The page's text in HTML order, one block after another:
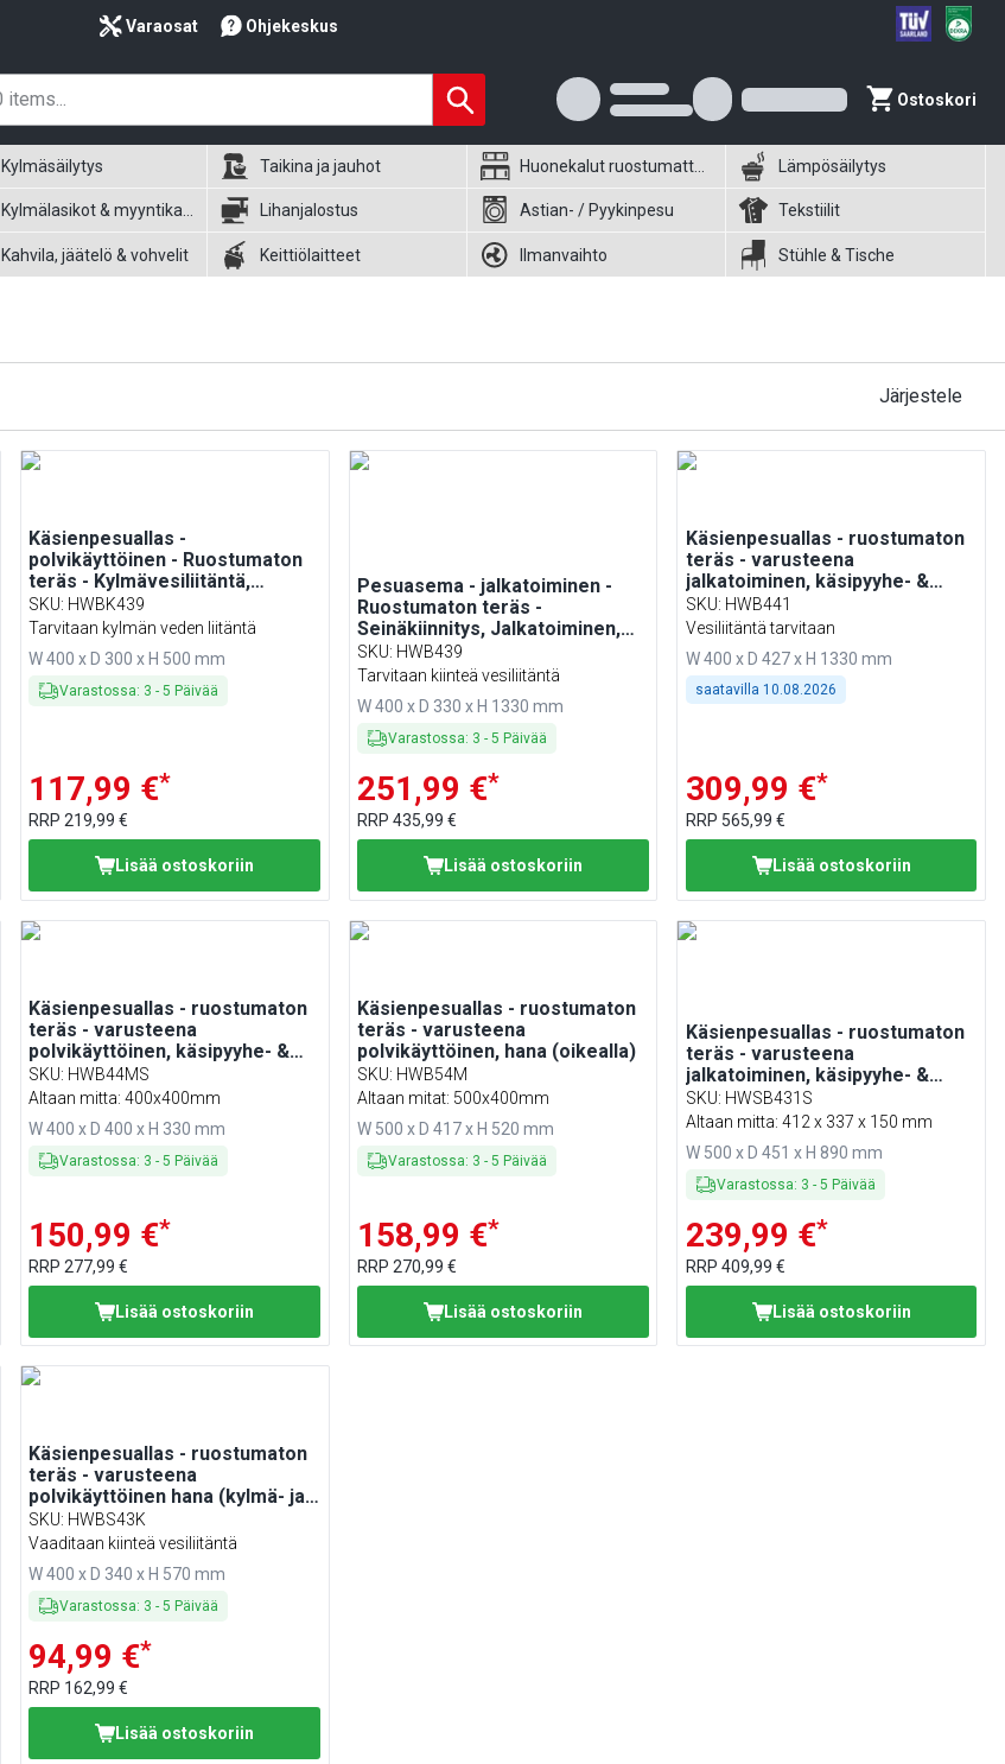
Varaosat Ohjekeskus
Ostoskori
Kylmäsäilytys Taikina ja jauhot Huonekalut ruostumattomasta teräksestä Lämpösäilytys
Lihanjalostus Astian- / Pyykinpesu Tekstiilit
Kahvila, jäätelö & vohvelit Keittiölaitteet Ilmanvaihto Stühle & Tische
Järjestele
Käsienpesuallas -
polvikäyttöinen - Ruostumaton
teräs - Kylmävesiliitäntä,
Vesihana oikealla,
Seifinannostelija
SKU: HWBK439
Tarvitaan kylmän veden liitäntä
W 400 x D 300 x H 500 mm
Varastossa: 3 -5 Päivää
117,99 €*
RRP219,99 €
Lisää ostoskoriin
Pesuasema - jalkatoiminen -
Ruostumaton teräs -
Seinäkiinnitys, Jalkatoiminen,
Hygieeninen, Sis. saippua-
annostelija &
roskasäiliö
SKU: HWB439
Tarvitaan kiinteä vesiliitäntä
W 400 x D 330 x H 1330 mm
Varastossa: 3 -5 Päivää
251,99 €*
RRP435,99 €
Lisää ostoskoriin
Käsienpesuallas - ruostumaton
teräs - varusteena
jalkatoiminen, käsipyyhe- &
saippua-annostelija
SKU: HWB441
Vesiliitäntä tarvitaan
W 400 x D 427 x H 1330 mm
saatavilla 10.08.2026
309,99 €*
RRP 565,99 €
Lisää ostoskoriin
Käsienpesuallas - ruostumaton
teräs - varusteena
polvikäyttöinen, käsipyyhe- &
saippua-annostelija
SKU: HWB44MS
Altaan mitta: 400x400mm
W 400 x D 400 x H 330 mm
Varastossa: 3 -5 Päivää
150,99 €*
RRP277,99 €
Lisää ostoskoriin
Käsienpesuallas - ruostumaton
teräs - varusteena
polvikäyttöinen, hana (oikealla)
SKU: HWB54M
Altaan mitat: 500x400mm
W 500 x D 417 x H 520 mm
Varastossa: 3 -5 Päivää
158,99 €*
RRP270,99 €
Lisää ostoskoriin
Käsienpesuallas - ruostumaton
teräs - varusteena
jalkatoiminen, käsipyyhe- &
saippua-annostelija, sekoittaja,
kylmä- ja lämminvesiliitäntä
SKU: HWSB431S
Altaan mitta: 412 x 337 x 150 mm
W 500 x D 451 x H 890 mm
Varastossa: 3 - 5 Päivää
239,99 €*
RRP 409,99 €
Lisää ostoskoriin
Käsienpesuallas - ruostumaton
teräs - varusteena
polvikäyttöinen hana (kylmä- ja
lämminvesiliitäntä)
SKU: HWBS43K
Vaaditaan kiinteä vesiliitäntä
W 400 x D 340 x H 570 mm
Varastossa: 3 -5 Päivää
94,99 €*
RRP 162,99 €
Lisää ostoskoriin